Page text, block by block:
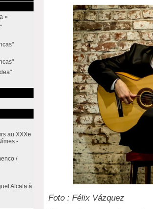
Foto : Félix Vázquez
»
au XXXe
-
/
Alcala à